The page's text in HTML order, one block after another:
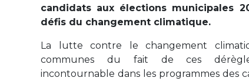
candidats aux élections municipales
défis du changement climatique.
La lutte contre le changement
communes du fait de ces
incontournable dans les programmes des